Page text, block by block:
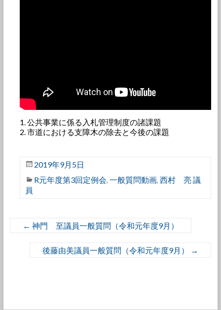
公共事業に係る入札管理制度の諸課題
市道における支障木の除去と今後の課題
2019年9月5日
R元年度第3回定例会, 一般質問動画, 西村 亮 議
員
← 神門 至議員一般質問（令和元年度9月）
後藤由美議員一般質問（令和元年度9月） →